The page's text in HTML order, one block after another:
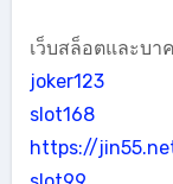
เว็บสล็อตและบา
joker123
slot168
https://